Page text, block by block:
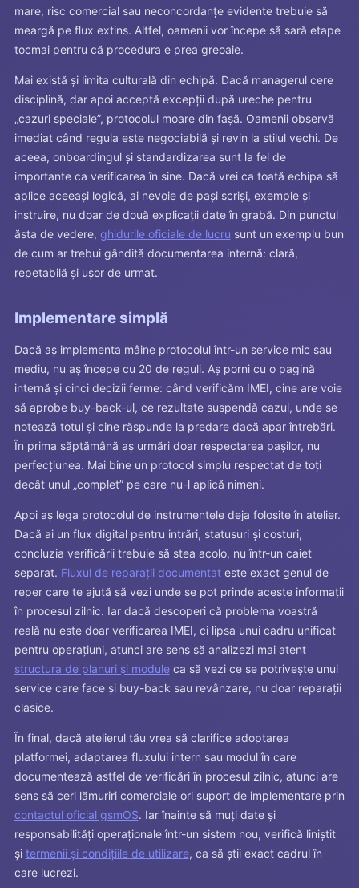
mare, risc comercial sau neconcordanțe evidente trebuie să
meargă pe flux extins. Altfel, oamenii vor începe să sară etape
tocmai pentru că procedura e prea greoaie.
Mai există și limita culturală din echipă. Dacă managerul cere
disciplină, dar apoi acceptă excepții după ureche pentru
„cazuri speciale”, protocolul moare din fașă. Oamenii observă
imediat când regula este negociabilă și revin la stilul vechi. De
aceea, onboardingul și standardizarea sunt la fel de
importante ca verificarea în sine. Dacă vrei ca toată echipa să
aplice aceeași logică, ai nevoie de pași scriși, exemple și
instruire, nu doar de două explicații date în grabă. Din punctul
ăsta de vedere, ghidurile oficiale de lucru sunt un exemplu bun
de cum ar trebui gândită documentarea internă: clară,
repetabilă și ușor de urmat.
Implementare simplă
Dacă aș implementa mâine protocolul într-un service mic sau
mediu, nu aș începe cu 20 de reguli. Aș porni cu o pagină
internă și cinci decizii ferme: când verificăm IMEI, cine are voie
să aprobe buy-back-ul, ce rezultate suspendă cazul, unde se
notează totul și cine răspunde la predare dacă apar întrebări.
În prima săptămână aș urmări doar respectarea pașilor, nu
perfecțiunea. Mai bine un protocol simplu respectat de toți
decât unul „complet” pe care nu-l aplică nimeni.
Apoi aș lega protocolul de instrumentele deja folosite în atelier.
Dacă ai un flux digital pentru intrări, statusuri și costuri,
concluzia verificării trebuie să stea acolo, nu într-un caiet
separat. Fluxul de reparații documentateste exact genul de
reper care te ajută să vezi unde se pot prinde aceste informații
în procesul zilnic. Iar dacă descoperi că problema voastră
reală nu este doar verificarea IMEI, ci lipsa unui cadru unificat
pentru operațiuni, atunci are sens să analizezi mai atent
structura de planuri și moduleca să vezi ce se potrivește unui
service care face și buy-back sau revânzare, nu doar reparații
clasice.
În final, dacă atelierul tău vrea să clarifice adoptarea
platformei, adaptarea fluxului intern sau modul în care
documentează astfel de verificări în procesul zilnic, atunci are
sens să ceri lămuriri comerciale ori suport de implementare prin
contactul oficial gsmOS. Iar înainte să muți date și
responsabilități operaționale într-un sistem nou, verifică liniștit
și termenii și condițiile de utilizare, ca să știi exact cadrul în
care lucrezi.